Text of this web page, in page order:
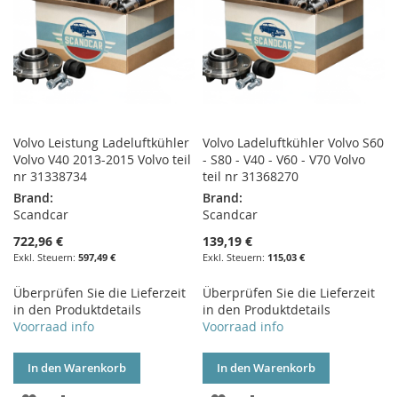
Volvo Leistung Ladeluftkühler
Volvo V40 2013-2015 Volvo teil
nr 31338734
Brand:
Scandcar
722,96 €
597,49 €
Überprüfen Sie die Lieferzeit
in den Produktdetails
Voorraad info
In den Warenkorb
Volvo Ladeluftkühler Volvo S60
- S80 - V40 - V60 - V70 Volvo
teil nr 31368270
Brand:
Scandcar
139,19 €
115,03 €
Überprüfen Sie die Lieferzeit
in den Produktdetails
Voorraad info
In den Warenkorb